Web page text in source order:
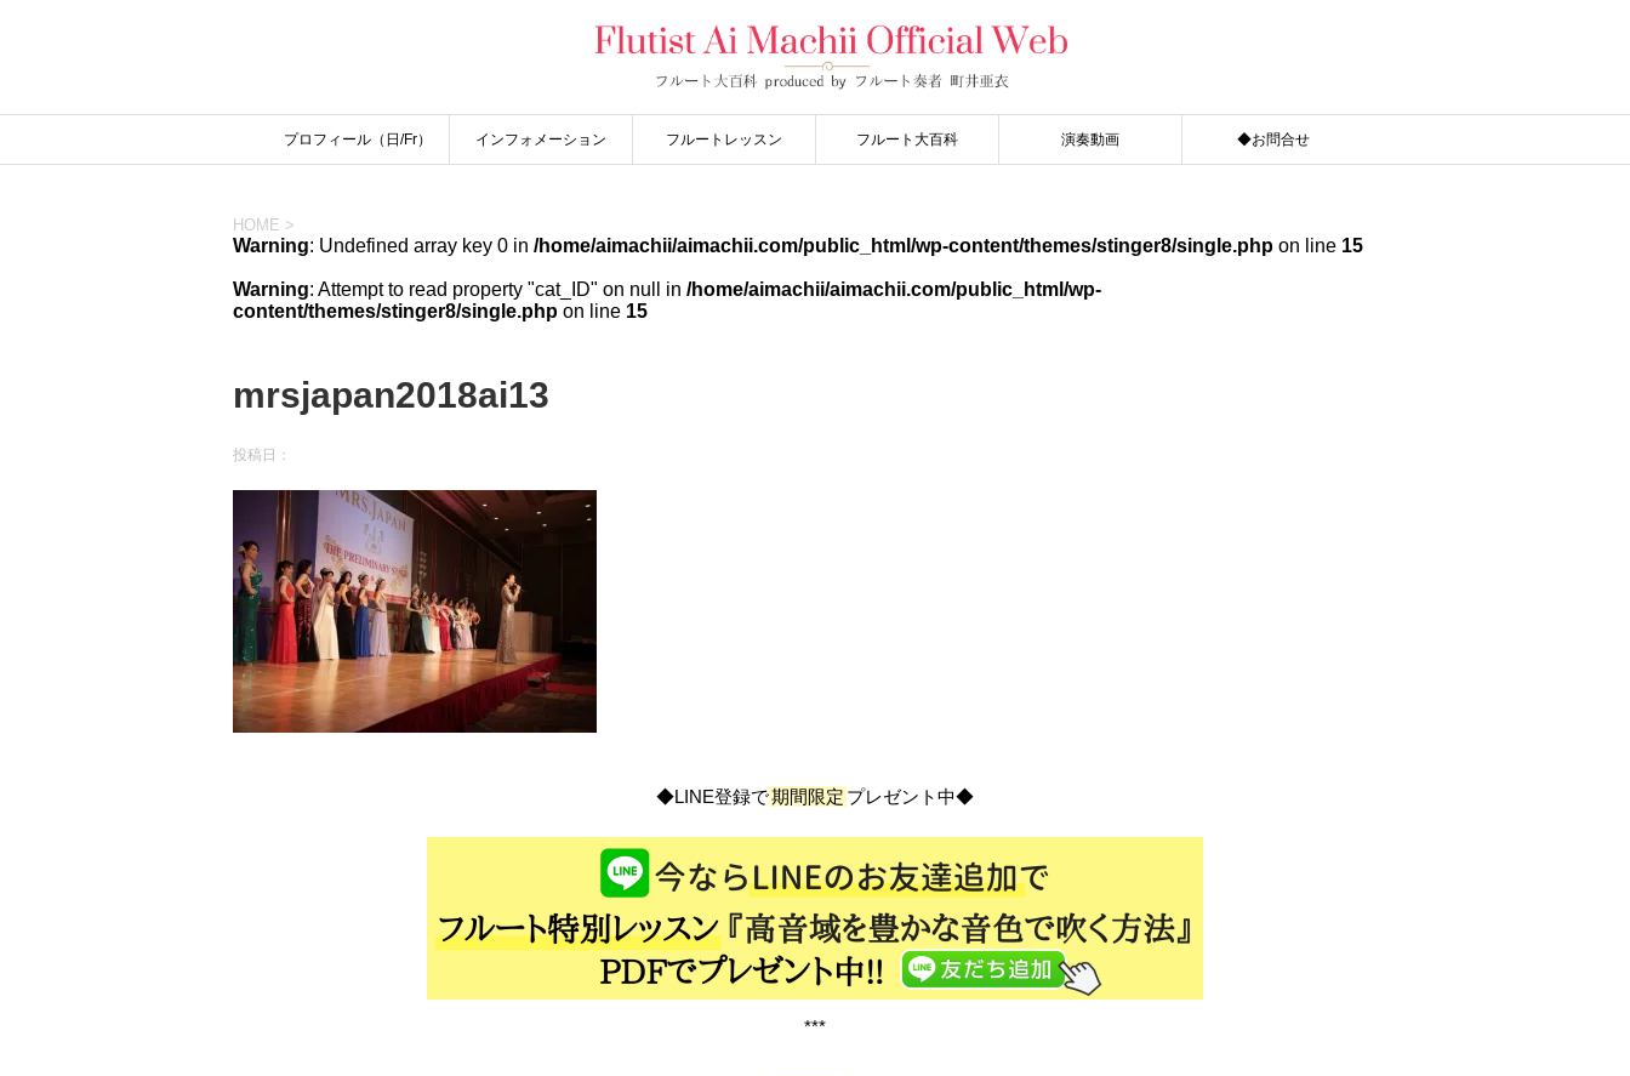
プロフィール（日/Fr） インフォメーション フルートレッスン フルート大百科 演奏動画 ◆お問合せ
HOME >
Warning: Undefined array key 0 in /home/aimachii/aimachii.com/public_html/wp-content/themes/stinger8/single.php on line 15
Warning: Attempt to read property "cat_ID" on null in /home/aimachii/aimachii.com/public_html/wp-
content/themes/stinger8/single.php on line 15
mrsjapan2018ai13
投稿日：
◆LINE登録で期間限定 プレゼント中◆
***